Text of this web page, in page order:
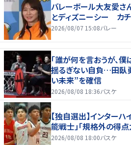
バレーボール大友愛
とディズニーシー カ
2026/08/07 15:08バレー
「誰が何を言おうが、
揺るぎない自負…田臥
い未来”を確信
2026/08/08 18:36バスケ
【独自選出】インター
能戦士」「規格外の得点
2026/08/08 18:00バスケ